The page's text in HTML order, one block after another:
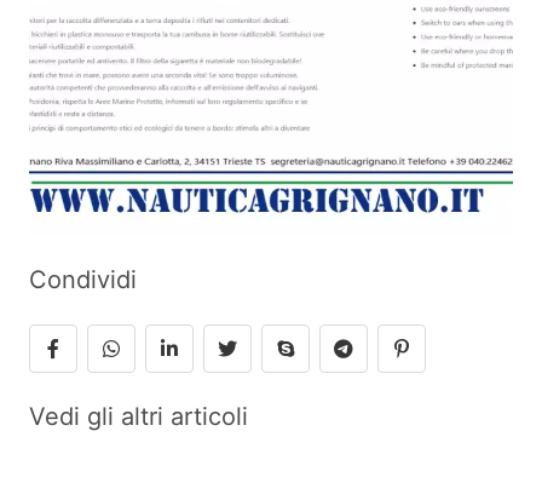
Condividi
Vedi gli altri articoli